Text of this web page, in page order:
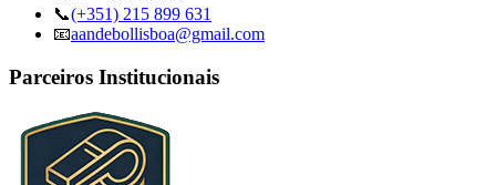
📞(+351) 215 899 631
📧aandebollisboa@gmail.com
Parceiros Institucionais